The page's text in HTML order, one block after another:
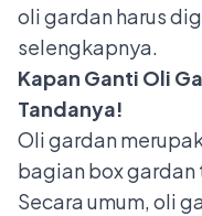
oli gardan harus
selengkapnya.
Kapan Ganti Oli
Tandanya!
Oli gardan
bagian box
Secara umum, oli